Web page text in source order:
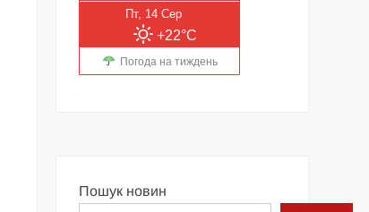
Пт, 14 Сер
+22°C
Погода на тиждень
Пошук новин